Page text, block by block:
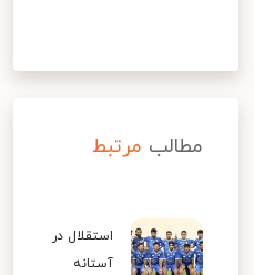
مطالب مرتبط
استقلال در
آستانه